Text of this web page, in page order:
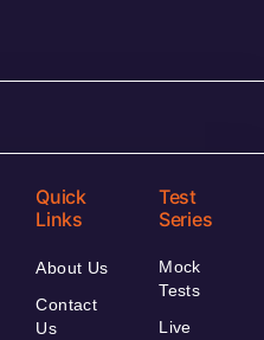
Quick
Links
About Us
Contact
Us
Test
Series
Mock
Tests
Live